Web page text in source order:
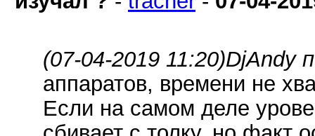
(07-04-2019 11:20)DjAndy
аппаратов, времени не
Если на самом деле